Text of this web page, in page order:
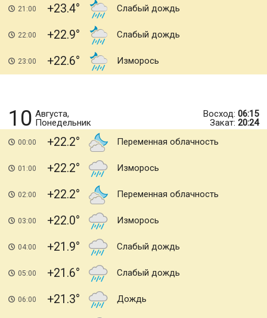
21:00 +23.4 Слабый дождь
22:00 +22.9 Слабый дождь
23:00 +22.6 Изморось
10 Августа,
Понедельник
Восход: 06:15
Закат: 20:24
00:00 +22.2 Переменная облачность
01:00 +22.2 Изморось
02:00 +22.2 Переменная облачность
03:00 +22.0 Изморось
04:00 +21.9 Слабый дождь
05:00 +21.6 Слабый дождь
06:00 +21.3 Дождь